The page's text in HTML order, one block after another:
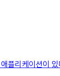
플리케이션이